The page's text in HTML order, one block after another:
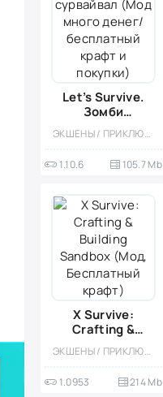
Let’s Survive.
Зомби
сурвайвал (Мод
много денег/
крафт и
ЭКШЕНЫ / ПРИКЛЮЧЕНИЕ / ВЫЖИВАНИЕ / ЗОМБИ / КАЗУАЛЬНЫЕ / ОДНОПОЛЬЗОВАТЕЛЬСКИЕ / СТИЛИЗАЦИЯ / ОФЛАЙН / МОД / КРАФТИНГ / ИЗОМЕТРИЯ / ВСТРОЕННЫЙ КЕШ
1.10.6 105.7 Mb
X Survive:
Crafting &
Building
Sandbox (Мод,
крафт)
ЭКШЕНЫ / ПРИКЛЮЧЕНИЕ / ВЫЖИВАНИЕ / КАЗУАЛЬНЫЕ / ОДНОПОЛЬЗОВАТЕЛЬСКИЕ / СТИЛИЗАЦИЯ / ОФЛАЙН / КРАФТИНГ / МОД / ВСТРОЕННЫЙ КЕШ / ПЕСОЧНИЦЫ / ИССЛЕДОВАНИЯ / ОТКРЫТЫЙ МИР / НАУЧНАЯ ФАНТАСТИКА / 3D
1.0953 214 Mb